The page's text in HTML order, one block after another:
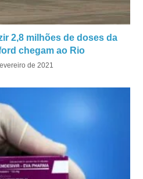
2,8 milhões de doses da
chegam ao Rio
de 2021